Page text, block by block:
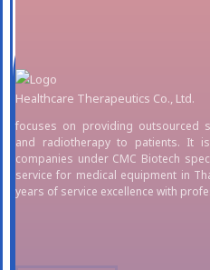
Healthcare Therapeutics Co., Ltd.
focuses on providing outsourced
and radiotherapy to patients. It
companies under CMC Biotech
service for medical equipment in
years of service excellence with